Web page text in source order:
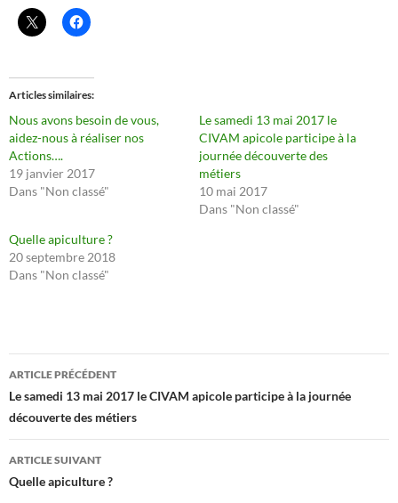
Articles similaires
Nous avons besoin de vous,
aidez-nous à réaliser nos
Actions….
19 janvier 2017
Dans "Non classé"
Le samedi 13 mai 2017 le
CIVAM apicole participe à la
journée découverte des
métiers
10 mai 2017
Dans "Non classé"
Quelle apiculture ?
20 septembre 2018
Dans "Non classé"
Navigation
des
articles
ARTICLE PRÉCÉDENT
Le samedi 13 mai 2017 le CIVAM apicole participe à la journée
découverte des métiers
ARTICLE SUIVANT
Quelle apiculture ?